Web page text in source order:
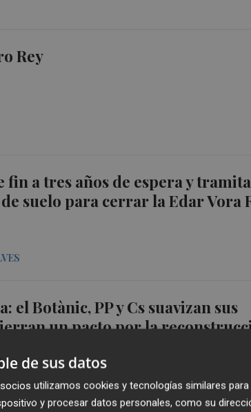
Rey
a tres años de espera y
suelo para cerrar la Edar Vora
el Botànic, PP y Cs suavizan sus
un pacto por la
de sus datos
utilizamos cookies y tecnologías similares para
y procesar datos personales, como su